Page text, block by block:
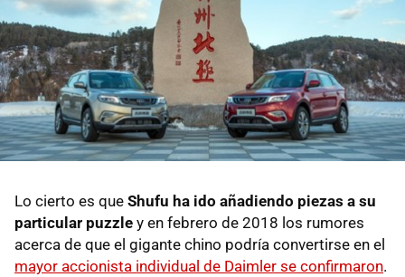
Lo cierto es que Shufu ha ido añadiendo piezas a su
particular puzzle y en febrero de 2018 los rumores
acerca de que el gigante chino podría convertirse en el
mayor accionista individual de Daimler se confirmaron.